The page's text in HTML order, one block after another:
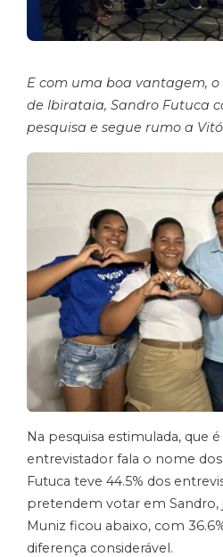
E com uma boa vantagem,
de Ibirataia, Sandro Futuca
pesquisa e segue rumo a
Na pesquisa estimulada, que
entrevistador fala o nome
Futuca teve 44.5% dos
pretendem votar em Sandro,
Muniz ficou abaixo, com
diferença considerável.